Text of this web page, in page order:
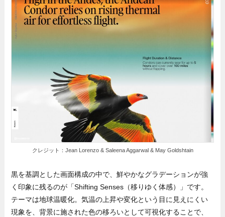
クレジット：Jean Lorenzo & Saleena Aggarwal & May Goldshtain
黒を基調とした画面構成の中で、鮮やかなグラデーションが強
く印象に残るのが「Shifting Senses（移りゆく体感）」です。
テーマは地球温暖化。気温の上昇や変化という目に見えにくい
現象を、背景に施された色の移ろいとして可視化することで、